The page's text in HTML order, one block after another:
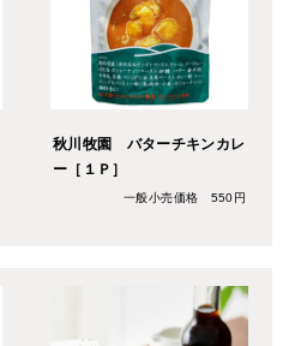
秋川牧園 バターチキンカレ
ー［１Ｐ］
一般小売価格 550円